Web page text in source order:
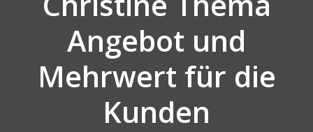
Angebot und
Mehrwert für die
Kunden